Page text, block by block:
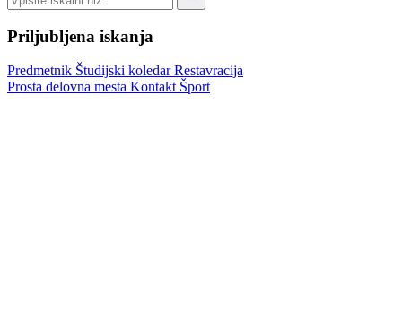
Priljubljena iskanja
Predmetnik Študijski koledarRestavracija
Prosta delovna mesta Kontakt Šport